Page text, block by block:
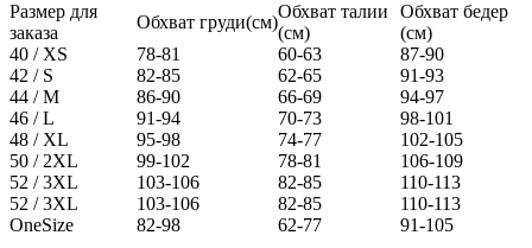
Размер для
заказа
Обхват груди(см)
Обхват талии
(см)
Обхват бедер
(см)
40 / XS
78-81 60-63
87-90
42 / S
82-85 62-65
91-93
44 / M
86-90 66-69
94-97
46 / L
91-94 70-73
98-101
48 / XL
95-98 74-77
102-105
50 / 2XL
99-102 78-81
106-109
52 / 3XL
103-106 82-85
110-113
52 / 3XL
103-106 82-85
110-113
OneSize
82-98 62-77 91-105